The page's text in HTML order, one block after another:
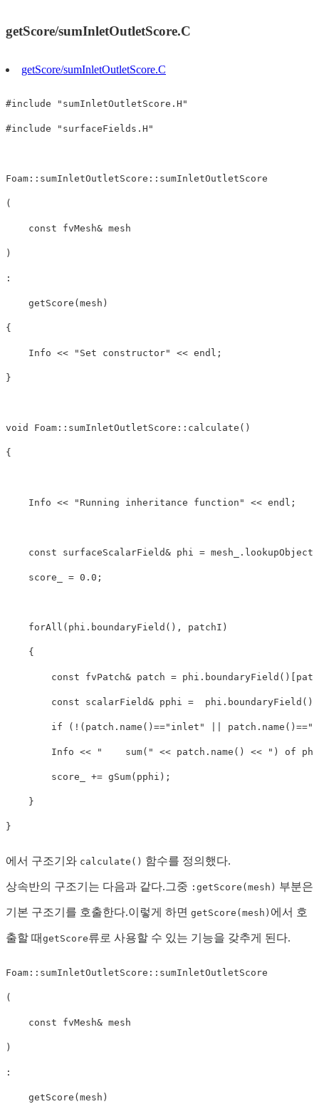
getScore/sumInletOutletScore.C
getScore/sumInletOutletScore.C
#include "sumInletOutletScore.H"
#include "surfaceFields.H"
Foam :: sumInletOutletScore :: sumInletOutletScore
(
const fvMesh&
)
:
getScore (mesh )
{
    Info
<< "Set constructor" << endl ;
}
void Foam :: sumInletOutletScore :: calculate ( )
{
    Info
<< "Running inheritance function" << endl ;
const surfaceScalarField& phi = mesh_ . lookupObject
    score_
= 0.0 ;
forAll ( phi . boundaryField ( ) , patchI )
{
const fvPatch& patch = phi . boundaryField ( ) [
const scalarField& pphi =
  phi
. boundaryField ( )
if ( ! ( patch . name ( ) =="inlet" patch . name ( ) ==
        Info
<< "    sum(" << patch . name ( ) << ") of
        score_
+= gSum( pphi ) ;
}
}
에서 구조기와 calculate() 함수를 정의했다.
상속반의 구조기는 다음과 같다.그중 :getScore(mesh) 부분은
기본 구조기를 호출한다.이렇게 하면 getScore(mesh) 에서 호
출할 때 getScore류로 사용할 수 있는 기능을 갖추게 된다.
Foam :: sumInletOutletScore :: sumInletOutletScore
(
const fvMesh&
)
:
getScore (mesh )